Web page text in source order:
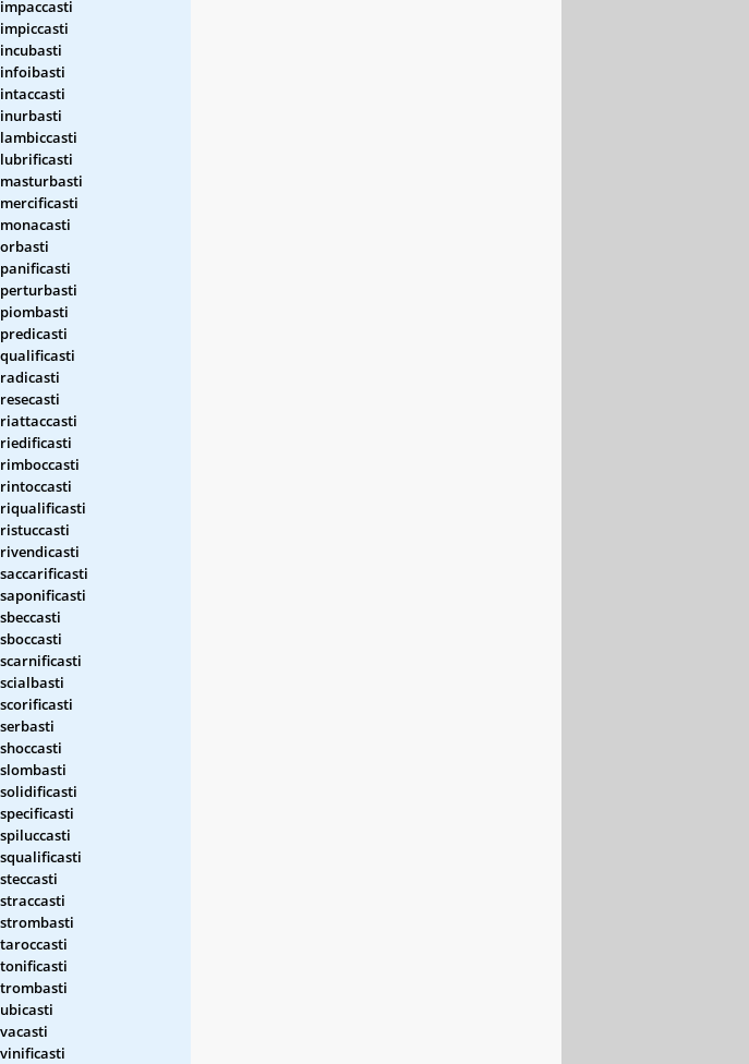
impaccasti
impiccasti
incubasti
infoibasti
intaccasti
inurbasti
lambiccasti
lubrificasti
masturbasti
mercificasti
monacasti
orbasti
panificasti
perturbasti
piombasti
predicasti
qualificasti
radicasti
resecasti
riattaccasti
riedificasti
rimboccasti
rintoccasti
riqualificasti
ristuccasti
rivendicasti
saccarificasti
saponificasti
sbeccasti
sboccasti
scarnificasti
scialbasti
scorificasti
serbasti
shoccasti
slombasti
solidificasti
specificasti
spiluccasti
squalificasti
steccasti
straccasti
strombasti
taroccasti
tonificasti
trombasti
ubicasti
vacasti
vinificasti